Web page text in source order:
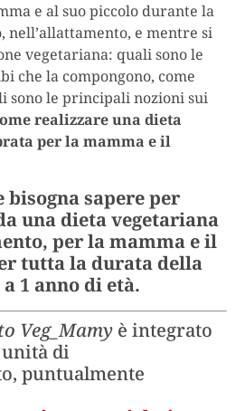
e al suo piccolo durante la
nell’allattamento, e mentre si
vegetariana: quali sono le
che la compongono, come
sono le principali nozioni sui
realizzare una dieta
per la mamma e il
sapere per
una dieta vegetariana
per la mamma e il
tutta la durata della
1 anno di età.
Veg_Mamy è integrato
di
puntualmente